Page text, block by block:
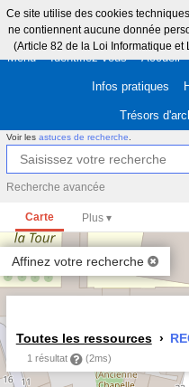
Ce site utilise des cookies
ne contiennent aucune donnée
(Article 82 de la Loi Informatique et
Menu Identifiez-vous Accueil
Infos pratiques
Trésors
Voir les astuces de recherche
Recherche avancée
Carte
Affinez votre recherche
Toutes les ressources
1 résultat (2ms)